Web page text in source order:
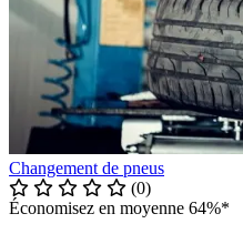
Changement de pneus
(0)
Économisez en moyenne 64%*